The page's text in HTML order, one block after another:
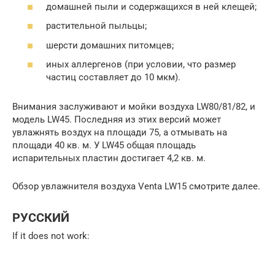
домашней пыли и содержащихся в ней клещей;
растительной пыльцы;
шерсти домашних питомцев;
иных аллергенов (при условии, что размер
частиц составляет до 10 мкм).
Внимания заслуживают и мойки воздуха LW80/81/82, и
модель LW45. Последняя из этих версий может
увлажнять воздух на площади 75, а отмывать на
площади 40 кв. м. У LW45 общая площадь
испарительных пластин достигает 4,2 кв. м.
Обзор увлажнителя воздуха Venta LW15 смотрите далее.
РУССКИЙ
If it does not work: